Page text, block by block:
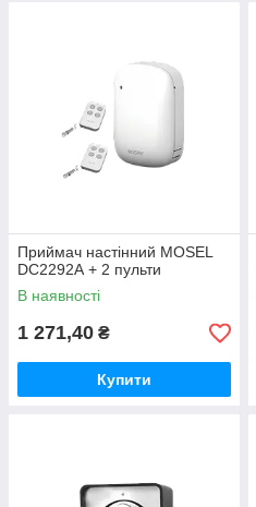
Приймач настінний MOSEL
DC2292А + 2 пульти
В наявності
1 271,40 ₴
Купити